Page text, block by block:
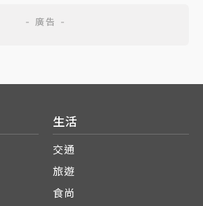
生活
交通
旅遊
食尚